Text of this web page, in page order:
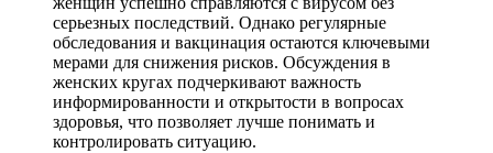
серьезных последствий. Однако регулярные
обследования и вакцинация остаются ключевыми
мерами для снижения рисков. Обсуждения в
женских кругах подчеркивают важность
информированности и открытости в вопросах
здоровья, что позволяет лучше понимать и
контролировать ситуацию.